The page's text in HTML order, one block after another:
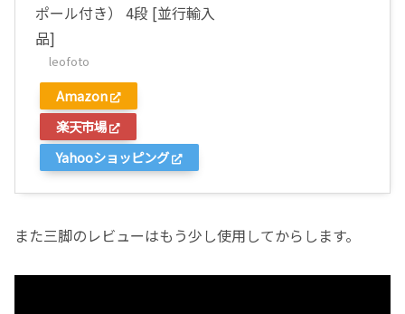
ポール付き） 4段 [並行輸入
品]
leofoto
Amazon
楽天市場
Yahooショッピング
また三脚のレビューはもう少し使用してからします。